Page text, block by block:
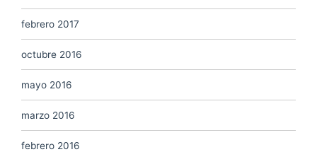
febrero 2017
octubre 2016
mayo 2016
marzo 2016
febrero 2016